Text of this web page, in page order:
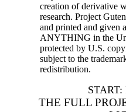
creation of derivative
research. Project
and printed and
ANYTHING in the
protected by U.S.
subject to the
redistribution.
THE FULL